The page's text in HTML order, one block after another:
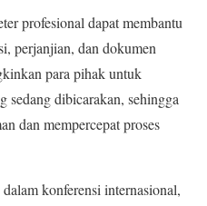
profesional dapat membantu
perjanjian, dan dokumen
para pihak untuk
sedang dibicarakan, sehingga
dan mempercepat proses
konferensi internasional,